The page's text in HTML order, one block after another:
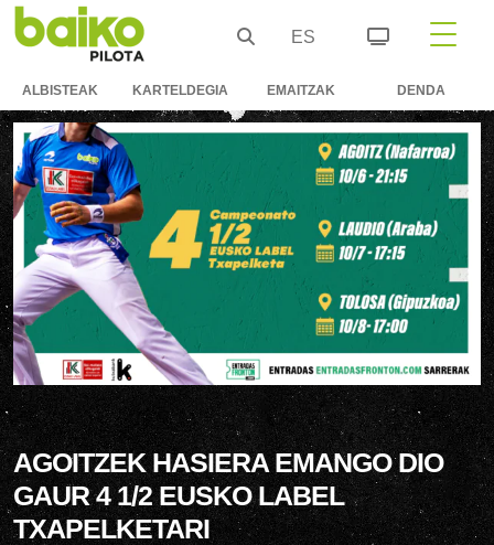
ES
ALBISTEAK KARTELDEGIA EMAITZAK DENDA
AGOITZEK HASIERA EMANGO DIO
GAUR 4 1/2 EUSKO LABEL
TXAPELKETARI